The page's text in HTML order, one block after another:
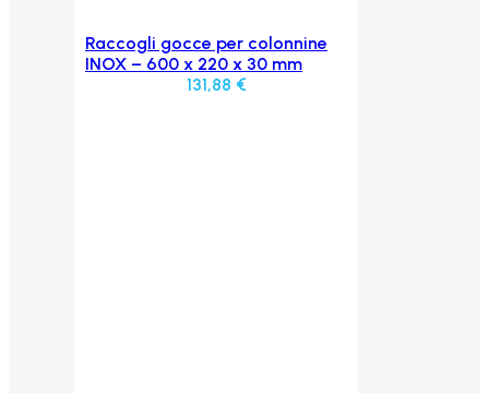
Aggiungi al carrello
Raccogli gocce per colonnine
INOX – 600 x 220 x 30 mm
131,88 €